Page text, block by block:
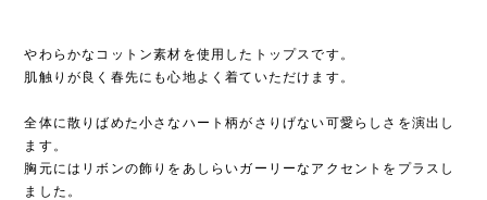
やわらかなコットン素材を使用したトップスです。
肌触りが良く春先にも心地よく着ていただけます。
全体に散りばめた小さなハート柄がさりげない可愛らしさを演出し
ます。
胸元にはリボンの飾りをあしらいガーリーなアクセントをプラスし
ました。